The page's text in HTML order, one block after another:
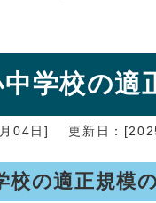
学校の適
04日] 更新日：
校の適正規模